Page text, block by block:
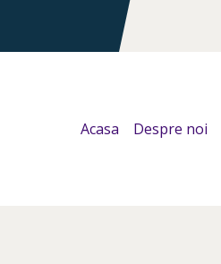
Acasa Despre noi